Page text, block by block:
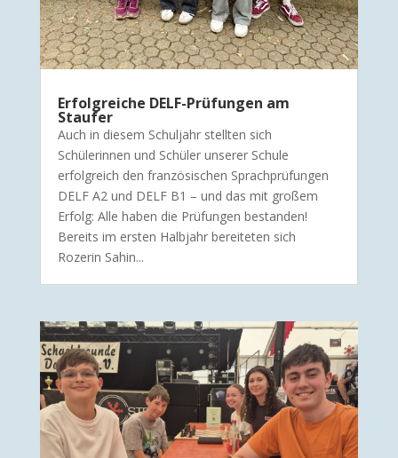
Erfolgreiche DELF-Prüfungen am
Staufer
Auch in diesem Schuljahr stellten sich
Schülerinnen und Schüler unserer Schule
erfolgreich den französischen Sprachprüfungen
DELF A2 und DELF B1 – und das mit großem
Erfolg: Alle haben die Prüfungen bestanden!
Bereits im ersten Halbjahr bereiteten sich
Rozerin Sahin...